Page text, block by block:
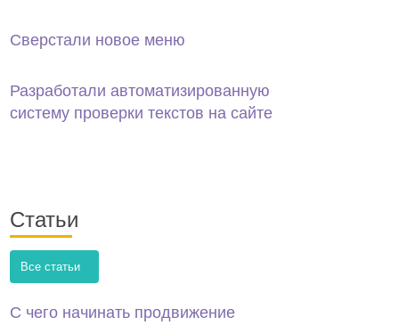
Сверстали новое меню
Разработали автоматизированную
систему проверки текстов на сайте
Статьи
Все статьи
С чего начинать продвижение